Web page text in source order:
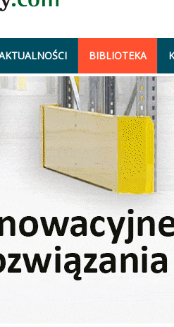
BIBLIOTEKA